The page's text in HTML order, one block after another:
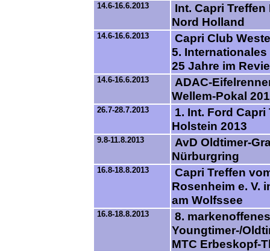
14.6-16.6.2013
Int. Capri
Nord Holland
14.6-16.6.2013
Capri Club
5. Internationales
25 Jahre im
14.6-16.6.2013
ADAC-
Wellem-Pokal
26.7-28.7.2013
1. Int. Ford Capri
Holstein 2013
9.8-11.8.2013
AvD Oldtimer-
Nürburgring
16.8-18.8.2013
Capri Treffen
Rosenheim e. V.
am Wolfssee
16.8-18.8.2013
8. markenoffenes
Youngtimer-/
MTC Erbeskopf-